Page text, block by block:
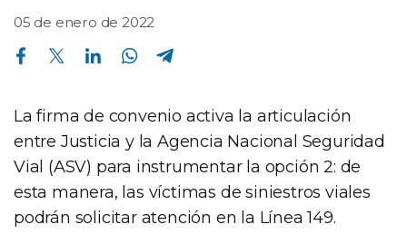
05 de enero de 2022
Compartir en Facebook Compartir en Twitter Compartir en Linkedin Compartir en Whatsapp
La firma de convenio activa la articulación
entre Justicia y la Agencia Nacional Seguridad
Vial (ASV) para instrumentar la opción 2: de
esta manera, las víctimas de siniestros viales
podrán solicitar atención en la Línea 149.